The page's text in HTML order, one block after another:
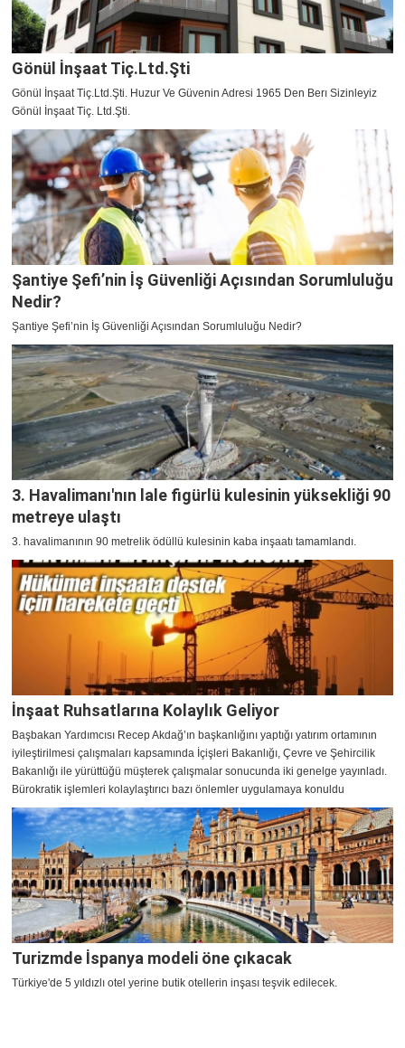
Gönül İnşaat Tiç.Ltd.Şti
Gönül İnşaat Tiç.Ltd.Şti. Huzur Ve Güvenin Adresi 1965 Den Berı Sizinleyiz
Gönül İnşaat Tiç. Ltd.Şti.
Şantiye Şefi’nin İş Güvenliği Açısından Sorumluluğu
Nedir?
Şantiye Şefi’nin İş Güvenliği Açısından Sorumluluğu Nedir?
3. Havalimanı'nın lale figürlü kulesinin yüksekliği 90
metreye ulaştı
3. havalimanının 90 metrelik ödüllü kulesinin kaba inşaatı tamamlandı.
İnşaat Ruhsatlarına Kolaylık Geliyor
Başbakan Yardımcısı Recep Akdağ’ın başkanlığını yaptığı yatırım ortamının
iyileştirilmesi çalışmaları kapsamında İçişleri Bakanlığı, Çevre ve Şehircilik
Bakanlığı ile yürüttüğü müşterek çalışmalar sonucunda iki genelge yayınladı.
Bürokratik işlemleri kolaylaştırıcı bazı önlemler uygulamaya konuldu
Turizmde İspanya modeli öne çıkacak
Türkiye'de 5 yıldızlı otel yerine butik otellerin inşası teşvik edilecek.